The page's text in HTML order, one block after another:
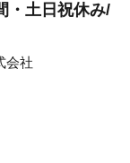
・土日祝休み/
会社